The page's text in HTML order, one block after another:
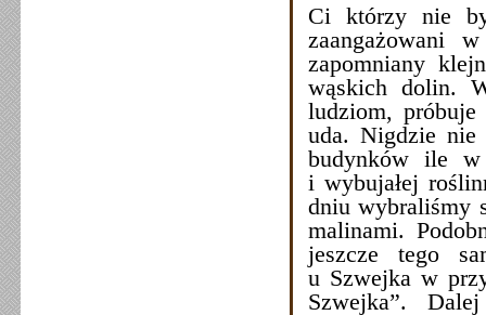
Ci którzy nie
zaangażowani
zapomniany
wąskich dolin.
ludziom,
uda. Nigdzie nie
budynków ile w
i wybujałej
dniu wybraliśmy
malinami.
jeszcze tego
u Szwejka w
Szwejka”.